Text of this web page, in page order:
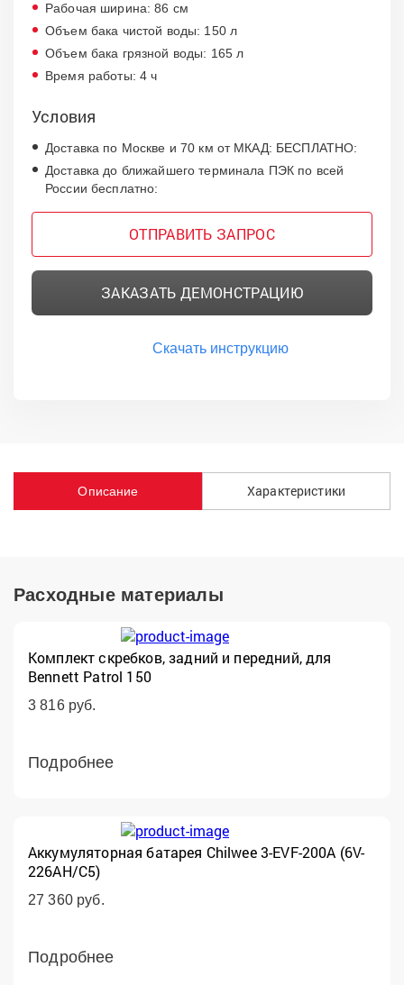
Рабочая ширина: 86 см
Объем бака чистой воды: 150 л
Объем бака грязной воды: 165 л
Время работы: 4 ч
ОТПРАВИТЬ ЗАПРОС
ЗАКАЗАТЬ ДЕМОНСТРАЦИЮ
Условия
Доставка по Москве и 70 км от МКАД: БЕСПЛАТНО:
Доставка до ближайшего терминала ПЭК по всей
России бесплатно:
Скачать инструкцию
Описание Характеристики
Расходные материалы
Комплект скребков, задний и передний, для
Bennett Patrol 150
3 816 руб.
Подробнее
Аккумуляторная батарея Chilwee 3-EVF-200A (6V-
226AH/С5)
27 360 руб.
Подробнее